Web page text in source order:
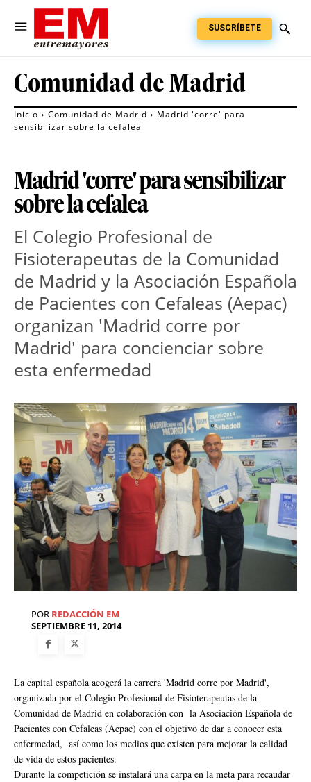
SUSCRÍBETE
Comunidad de Madrid
Inicio Comunidad de Madrid
Madrid 'corre' para
sensibilizar sobre la cefalea
Madrid 'corre' para sensibilizar
sobre la cefalea
El Colegio Profesional de
Fisioterapeutas de la Comunidad
de Madrid y la Asociación Española
de Pacientes con Cefaleas (Aepac)
organizan 'Madrid corre por
Madrid' para concienciar sobre
esta enfermedad
POR REDACCIÓN EM
SEPTIEMBRE 11, 2014
La capital española acogerá la carrera 'Madrid corre por Madrid',
organizada por el Colegio Profesional de Fisioterapeutas de la
Comunidad de Madrid en colaboración con la Asociación Española de
Pacientes con Cefaleas (Aepac) con el objetivo de dar a conocer esta
enfermedad, así como los medios que existen para mejorar la calidad
de vida de estos pacientes.
Durante la competición se instalará una carpa en la meta para recaudar